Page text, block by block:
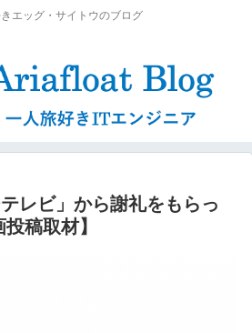
エッグ・サイトウのブログ
レビ」から謝礼をもらっ
稿取材】